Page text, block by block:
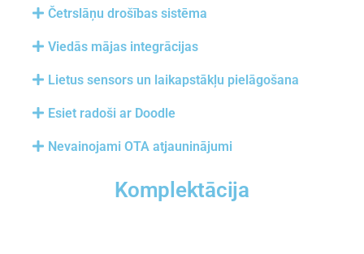
Četrslāņu drošības sistēma
Viedās mājas integrācijas
Lietus sensors un laikapstākļu pielāgošana
Esiet radoši ar Doodle
Nevainojami OTA atjauninājumi
Komplektācija